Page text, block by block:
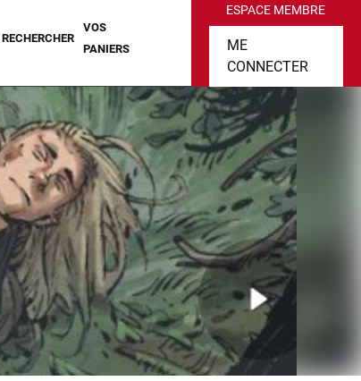
RECHERCHER
VOS
PANIERS
ESPACE MEMBRE
ME
CONNECTER